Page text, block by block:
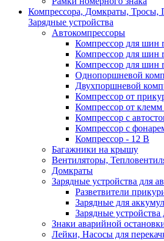
Компрессора, Домкраты, Тросы,
Зарядные устройства
Автокомпрессоры
Компрессор для шин
Компрессор для шин
Компрессор для шин
Однопоршневой
Двухпоршневой
Компрессор от
Компрессор от клемм
Компрессор с
Компрессор с
Компрессор - 12 В
Багажники на крышу
Вентиляторы,
Домкраты
Зарядные устройства для
Разветвители
Зарядные для
Зарядные устройства
Знаки аварийной
Лейки, Насосы для